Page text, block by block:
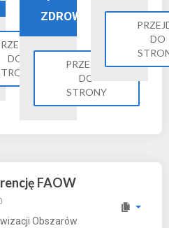
DO
ZDROWIE
PRZEJDŹ
DO
STRONY
DO
FAOW
Obszarów